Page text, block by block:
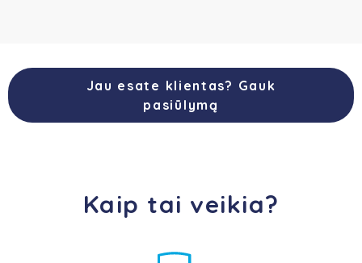
Jau esate klientas? Gauk
pasiūlymą
Kaip tai veikia?